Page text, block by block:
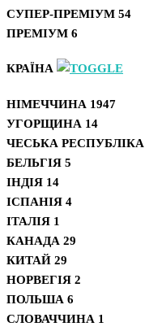
СУПЕР-ПРЕМІУМ 54
ПРЕМІУМ 6
КРАЇНА
НІМЕЧЧИНА 1947
УГОРЩИНА 14
ЧЕСЬКА РЕСПУБЛІКА
БЕЛЬГІЯ 5
ІНДІЯ 14
ІСПАНІЯ 4
ІТАЛІЯ 1
КАНАДА 29
КИТАЙ 29
НОРВЕГІЯ 2
ПОЛЬША 6
СЛОВАЧЧИНА 1